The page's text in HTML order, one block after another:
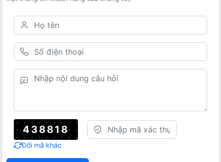
438818
Đổi mã khác